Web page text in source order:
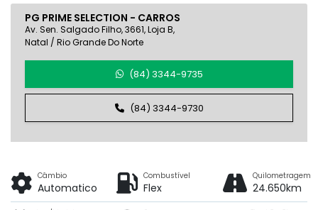
PG PRIME SELECTION - CARROS
Av. Sen. Salgado Filho, 3661, Loja B,
Natal / Rio Grande Do Norte
(84) 3344-9735
(84) 3344-9730
Câmbio
Automatico
Combustível
Flex
Quilometragem
24.650km